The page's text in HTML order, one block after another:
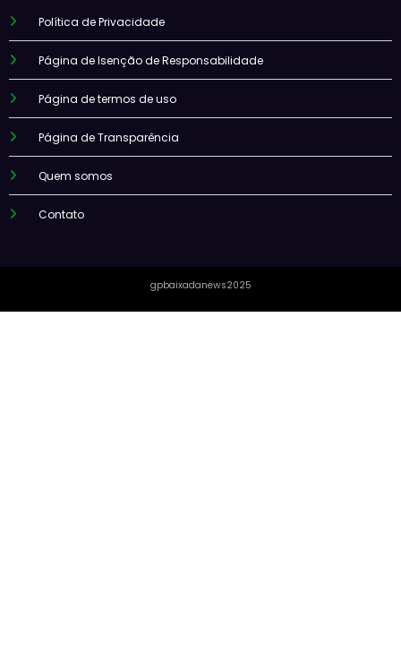
Política de Privacidade
Página de Isenção de Responsabilidade
Página de termos de uso
Página de Transparência
Quem somos
Contato
gpbaixadanews2025